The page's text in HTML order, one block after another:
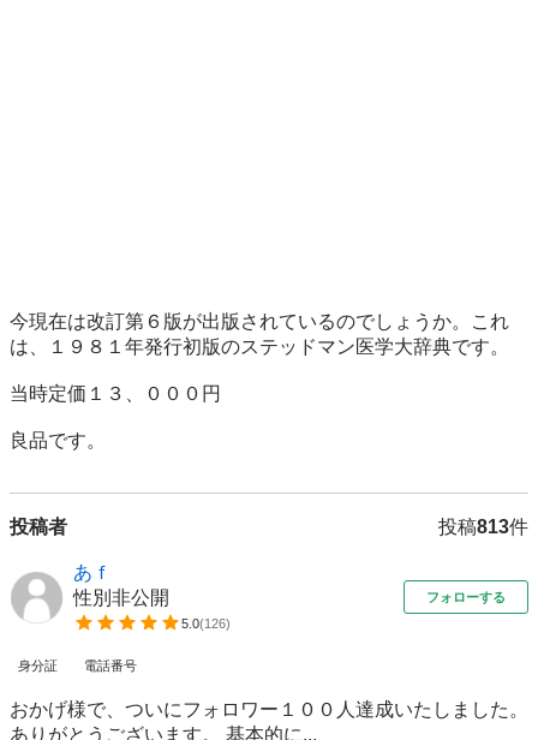
今現在は改訂第６版が出版されているのでしょうか。これ
は、１９８１年発行初版のステッドマン医学大辞典です。
当時定価１３、０００円
良品です。
投稿者 投稿813件
あｆ
性別非公開
5.0(126)
フォローする
身分証 電話番号
おかげ様で、ついにフォロワー１００人達成いたしました。
ありがとうございます。 基本的に...